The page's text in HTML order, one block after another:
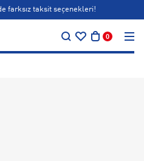
farksız taksit seçenekleri!
0